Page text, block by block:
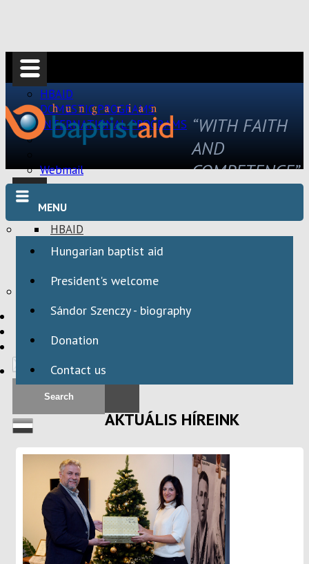
HBAID
DOMESTIC PROGRAMS
INTERNATIONAL PROGRAMS
Webmail
HBAID
DOMESTIC PROGRAMS
HBAID
INTERNATIONAL PROGRAMS
“WITH FAITH
AND
COMPETENCE”
MENU
Hungarian baptist aid
President's welcome
Sándor Szenczy - biography
Donation
Contact us
AKTUÁLIS HÍREINK